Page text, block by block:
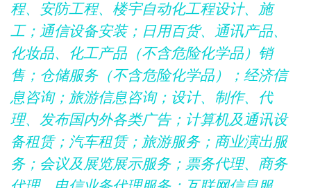
程、安防工程、楼宇自动化工程设计、施
工；通信设备安装；日用百货、通讯产品、
化妆品、化工产品（不含危险化学品）销
售；仓储服务（不含危险化学品）；经济信
息咨询；旅游信息咨询；设计、制作、代
理、发布国内外各类广告；计算机及通讯设
备租赁；汽车租赁；旅游服务；商业演出服
务；会议及展览展示服务；票务代理、商务